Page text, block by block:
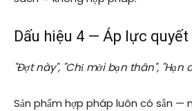
Dấu hiệu 4 — Áp lực
"Đợt này", "Chỉ mời bạn thân",
Sản phẩm hợp pháp luôn có sẵn —